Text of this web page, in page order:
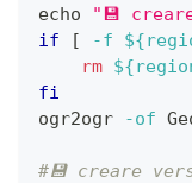
echo
"💾
if
[ -f
rm
fi
ogr2ogr
-of
#💾 creare